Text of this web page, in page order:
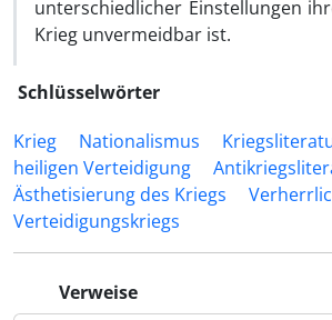
unterschiedlicher Einstellungen
Krieg unvermeidbar ist.
Schlüsselwörter
Krieg
Nationalismus
heiligen Ver‌teidigung
Ästhetisierung des Kriegs
Verteidigungskriegs
Verweise